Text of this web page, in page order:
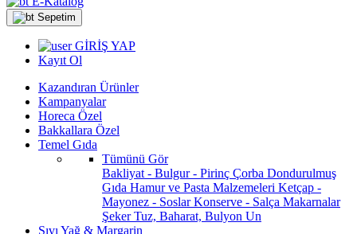
Sepetim
GİRİŞ YAP
Kayıt Ol
Kazandıran Ürünler
Kampanyalar
Horeca Özel
Bakkallara Özel
Temel Gıda
Tümünü Gör
Bakliyat - Bulgur - Pirinç Çorba Dondurulmuş
Gıda Hamur ve Pasta Malzemeleri Ketçap -
Mayonez - SoslarKonserve - Salça Makarnalar
ŞekerTuz, Baharat, Bulyon Un
Sıvı Yağ & Margarin